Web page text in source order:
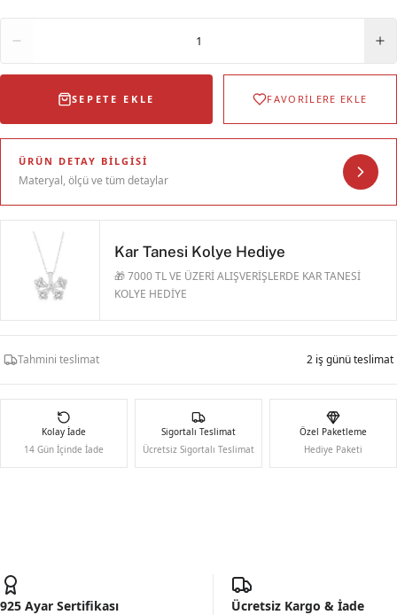
1
SEPETE EKLE FAVORİLERE EKLE
ÜRÜN DETAY BILGISI
Materyal, ölçü ve tüm detaylar
Kar Tanesi Kolye Hediye
🎁 7000 TL VE ÜZERİ ALIŞVERİŞLERDE KAR TANESİ
KOLYE HEDİYE
Tahmini teslimat 2 iş günü teslimat
Kolay İade
14 Gün İçinde İade
Sigortalı Teslimat
Ücretsiz Sigortalı Teslimat
Özel Paketleme
Hediye Paketi
925 Ayar Sertifikası
Ücretsiz Kargo & İade